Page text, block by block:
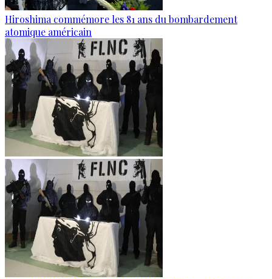
Hiroshima commémore les 81 ans du bombardement
atomique américain